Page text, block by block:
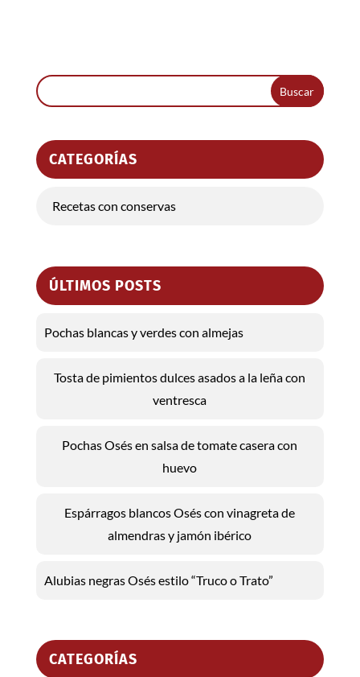
CATEGORÍAS
Recetas con conservas
ÚLTIMOS POSTS
Pochas blancas y verdes con almejas
Tosta de pimientos dulces asados a la leña con
ventresca
Pochas Osés en salsa de tomate casera con
huevo
Espárragos blancos Osés con vinagreta de
almendras y jamón ibérico
Alubias negras Osés estilo “Truco o Trato”
CATEGORÍAS